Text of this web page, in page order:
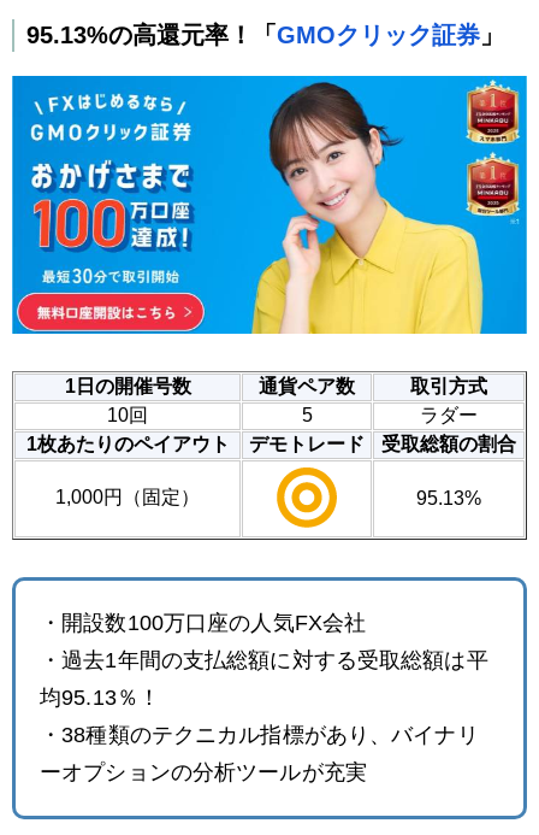
95.13%の高還元率！「 GMOクリック証券 」
1日の開催号数 通貨ペア数
取引方式
10回
5
ラダー
1枚あたりのペイアウト
デモトレード 受取総額の割合
1,000円（固定） 95.13%
・開設数100万口座の人気FX会社
・過去1年間の支払総額に対する受取総額は平
均95.13％！
・38種類のテクニカル指標があり、バイナリ
ーオプションの分析ツールが充実